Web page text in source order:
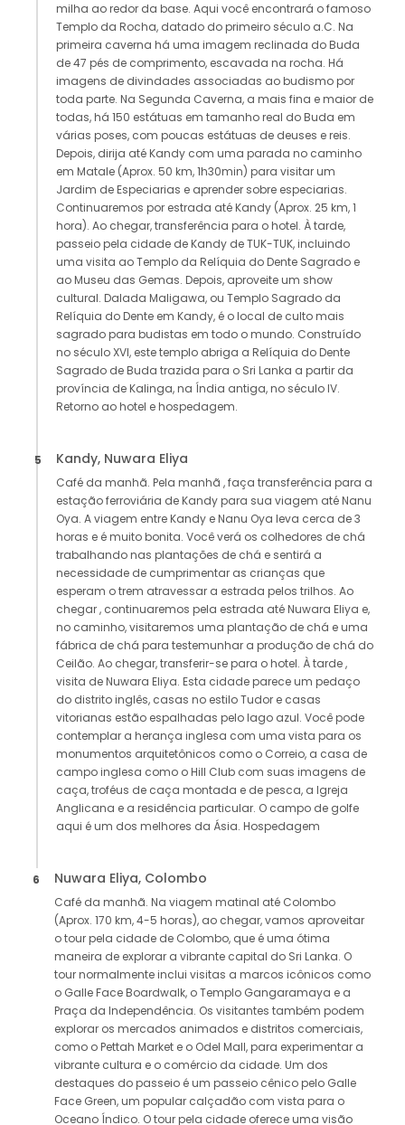
milha ao redor da base. Aqui você encontrará o famoso
Templo da Rocha, datado do primeiro século a.C. Na
primeira caverna há uma imagem reclinada do Buda
de 47 pés de comprimento, escavada na rocha. Há
imagens de divindades associadas ao budismo por
toda parte. Na Segunda Caverna, a mais fina e maior de
todas, há 150 estátuas em tamanho real do Buda em
várias poses, com poucas estátuas de deuses e reis.
Depois, dirija até Kandy com uma parada no caminho
em Matale (Aprox. 50 km, 1h30min) para visitar um
Jardim de Especiarias e aprender sobre especiarias.
Continuaremos por estrada até Kandy (Aprox. 25 km, 1
hora). Ao chegar, transferência para o hotel. À tarde,
passeio pela cidade de Kandy de TUK-TUK, incluindo
uma visita ao Templo da Relíquia do Dente Sagrado e
ao Museu das Gemas. Depois, aproveite um show
cultural. Dalada Maligawa, ou Templo Sagrado da
Relíquia do Dente em Kandy, é o local de culto mais
sagrado para budistas em todo o mundo. Construído
no século XVI, este templo abriga a Relíquia do Dente
Sagrado de Buda trazida para o Sri Lanka a partir da
província de Kalinga, na Índia antiga, no século IV.
Retorno ao hotel e hospedagem.
5 Kandy, Nuwara Eliya
Café da manhã. Pela manhã , faça transferência para a
estação ferroviária de Kandy para sua viagem até Nanu
Oya. A viagem entre Kandy e Nanu Oya leva cerca de 3
horas e é muito bonita. Você verá os colhedores de chá
trabalhando nas plantações de chá e sentirá a
necessidade de cumprimentar as crianças que
esperam o trem atravessar a estrada pelos trilhos. Ao
chegar , continuaremos pela estrada até Nuwara Eliya e,
no caminho, visitaremos uma plantação de chá e uma
fábrica de chá para testemunhar a produção de chá do
Ceilão. Ao chegar, transferir-se para o hotel. À tarde ,
visita de Nuwara Eliya. Esta cidade parece um pedaço
do distrito inglês, casas no estilo Tudor e casas
vitorianas estão espalhadas pelo lago azul. Você pode
contemplar a herança inglesa com uma vista para os
monumentos arquitetônicos como o Correio, a casa de
campo inglesa como o Hill Club com suas imagens de
caça, troféus de caça montada e de pesca, a Igreja
Anglicana e a residência particular. O campo de golfe
aqui é um dos melhores da Ásia. Hospedagem
6 Nuwara Eliya, Colombo
Café da manhã. Na viagem matinal até Colombo
(Aprox. 170 km, 4-5 horas), ao chegar, vamos aproveitar
o tour pela cidade de Colombo, que é uma ótima
maneira de explorar a vibrante capital do Sri Lanka. O
tour normalmente inclui visitas a marcos icônicos como
o Galle Face Boardwalk, o Templo Gangaramaya e a
Praça da Independência. Os visitantes também podem
explorar os mercados animados e distritos comerciais,
como o Pettah Market e o Odel Mall, para experimentar a
vibrante cultura e o comércio da cidade. Um dos
destaques do passeio é um passeio cênico pelo Galle
Face Green, um popular calçadão com vista para o
Oceano Índico. O tour pela cidade oferece uma visão